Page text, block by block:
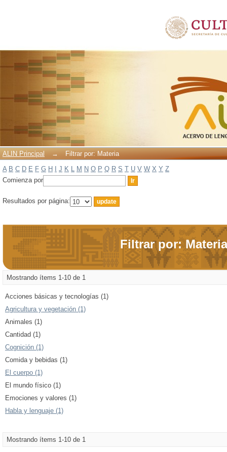
ALIN Principal →
Filtrar por: Materia
A B C D E F G H J K L M N O P Q R S T U V W X Y Z
Comienza por
Resultados por página:
Filtrar por: Materia
Mostrando ítems 1-10 de 1
Acciones básicas y tecnologías (1)
Agricultura y vegetación (1)
Animales (1)
Cantidad (1)
Cognición (1)
Comida y bebidas (1)
El cuerpo (1)
El mundo físico (1)
Emociones y valores (1)
Habla y lenguaje (1)
Mostrando ítems 1-10 de 1